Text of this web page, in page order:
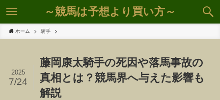
～競馬は予想より買い方～
ホーム 騎手
藤岡康太騎手の死因や落馬事故の
真相とは？競馬界へ与えた影響も
解説
2025
7/24